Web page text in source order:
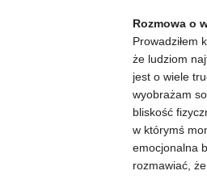
Rozmowa o
Prowadziłem
że ludziom
jest o wiele
wyobrażam
bliskość
w którymś
emocjonalna
rozmawiać,